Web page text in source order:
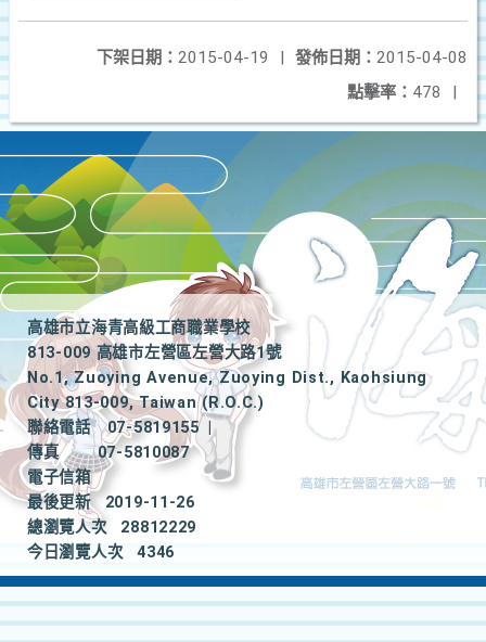
發佈日期： 2015-04-08
下架日期： 2015-04-19
|
點擊率： 478 |
高雄市立海青高級工商職業學校
813-009 高雄市左營區左營大路1號
No.1, Zuoying Avenue, Zuoying Dist., Kaohsiung
City 813-009, Taiwan (R.O.C.)
聯絡電話
07-5819155
|
傳真
07-5810087
電子信箱
最後更新
2019-11-26
總瀏覽人次
28812229
今日瀏覽人次
4346